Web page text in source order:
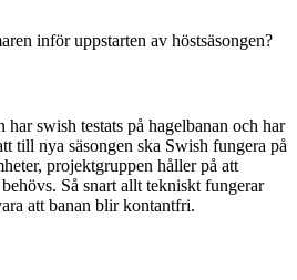
inför uppstarten av höstsäsongen?
har swish testats på hagelbanan och har
till nya säsongen ska Swish fungera på
projektgruppen håller på att
Så snart allt tekniskt fungerar
att banan blir kontantfri.